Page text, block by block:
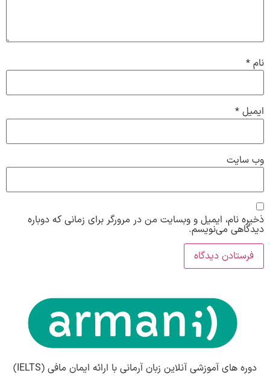
نام *
ایمیل *
وب‌ سایت
ذخیره نام، ایمیل و وبسایت من در مرورگر برای زمانی که دوباره
دیدگاهی می‌نویسم.
دوره های آموزشی آنلاین زبان آرمانی با ارائه ایمان مافی (IELTS)